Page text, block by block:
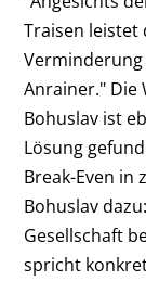
Traisen leistet
Anrainer." Die
Bohuslav ist
Lösung
Break-Even in
Bohuslav
Gesellschaft
spricht